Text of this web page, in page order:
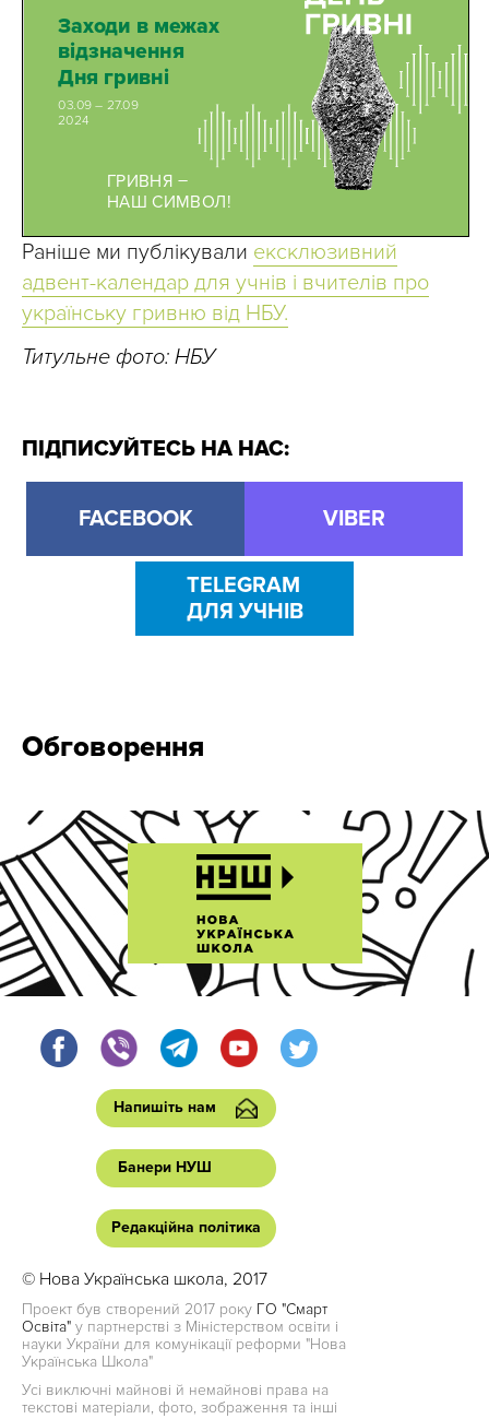
Раніше ми публікували ексклюзивний
адвент-календар для учнів і вчителів про
українську гривню від НБУ.
Титульне фото: НБУ
ПІДПИСУЙТЕСЬ НА НАС:
FACEBOOK VIBER
TELEGRAM
ДЛЯ УЧНІВ
Обговорення
Напишіть нам
Банери НУШ
Редакційна політика
© Нова Українська школа, 2017
Проект був створений 2017 року ГО "Смарт
Освіта" у партнерстві з Міністерством освіти і
науки України для комунікації реформи "Нова
Українська Школа"
Усі виключні майнові й немайнові права на
текстові матеріали, фото, зображення та інші